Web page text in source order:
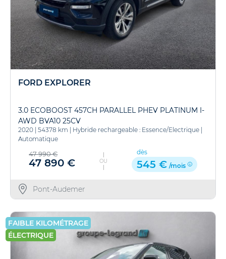
FORD EXPLORER
3.0 ECOBOOST 457CH PARALLEL PHEV PLATINUM I-
AWD BVA10 25CV
2020 54378 km Hybride rechargeable : Essence/Electrique
Automatique
47 990 €
47 890 € OU
dès
545 € /mois
Pont-Audemer
FAIBLE KILOMÉTRAGE
ÉLECTRIQUE